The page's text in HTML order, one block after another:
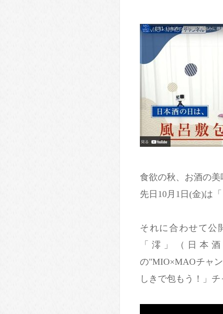
食欲の秋、お酒の
先日10月1日(金)は
それに合わせて公
「澪」（日本
の"MIO×MAOチャ
しきで包もう！」